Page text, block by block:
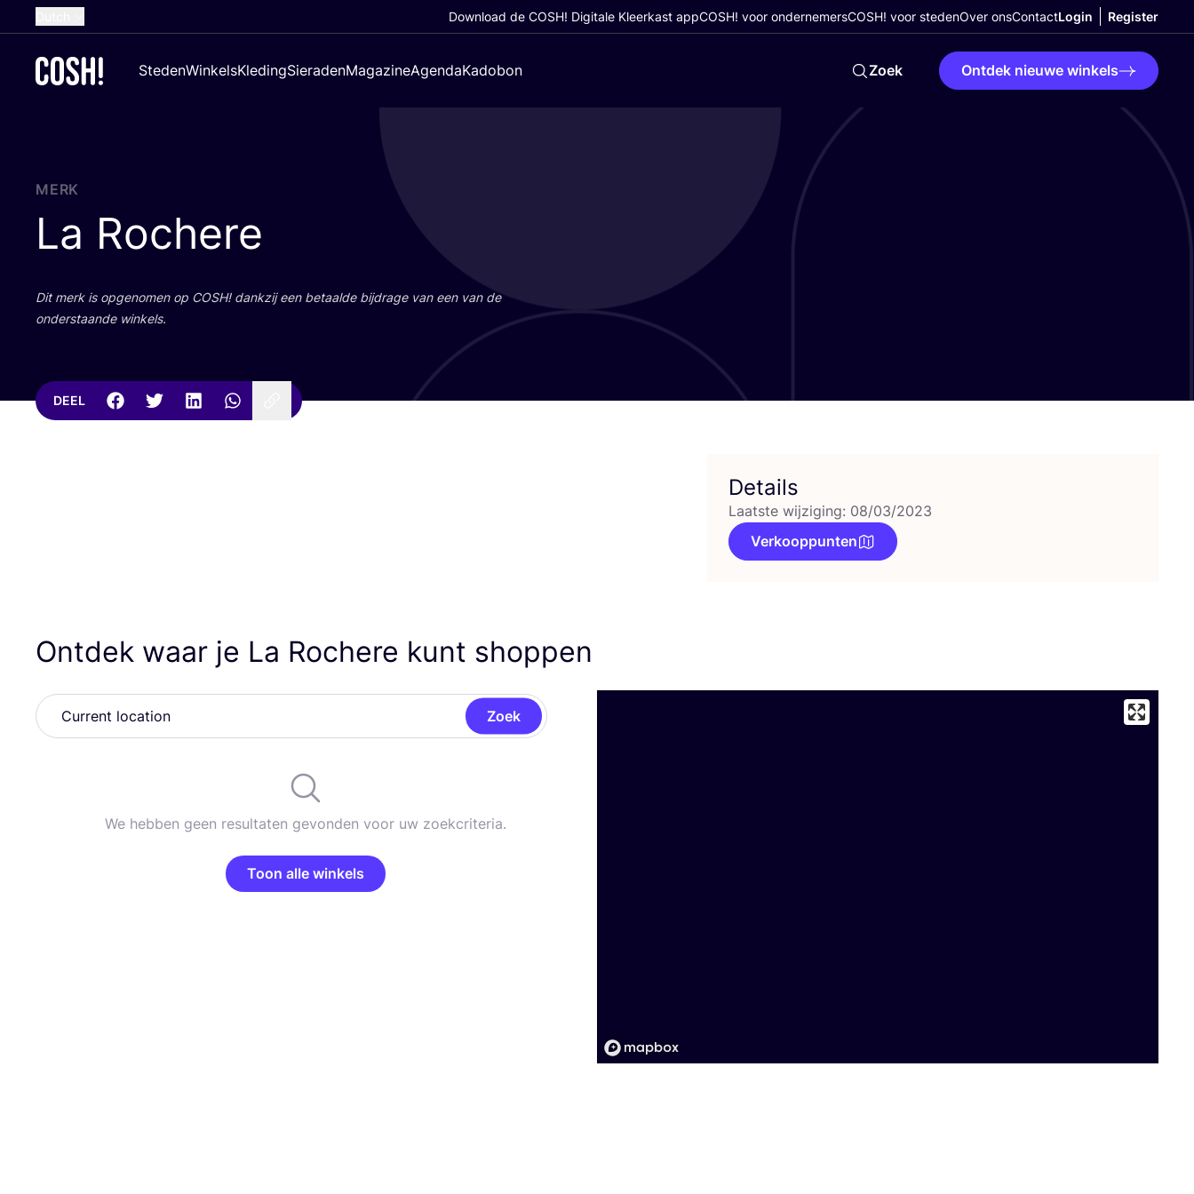
French
Croatian
Download de COSH! Digitale Kleerkast appCOSH! voor ondernemersCOSH! voor stedenOver onsContactLogin Register
StedenWinkelsKledingSieradenMagazineAgendaKadobon Zoek Ontdek nieuwe winkels
MERK
La Rochere
Dit merk is opge­no­men op COSH! dank­zij een betaal­de bij­dra­ge van een van de
onder­staan­de winkels.
DEEL
Details
Laatste wijziging: 08/03/2023
Verkooppunten
Ontdek waar je La Rochere kunt shoppen
Zoek
We hebben geen resultaten gevonden voor uw zoekcriteria.
Toon alle winkels